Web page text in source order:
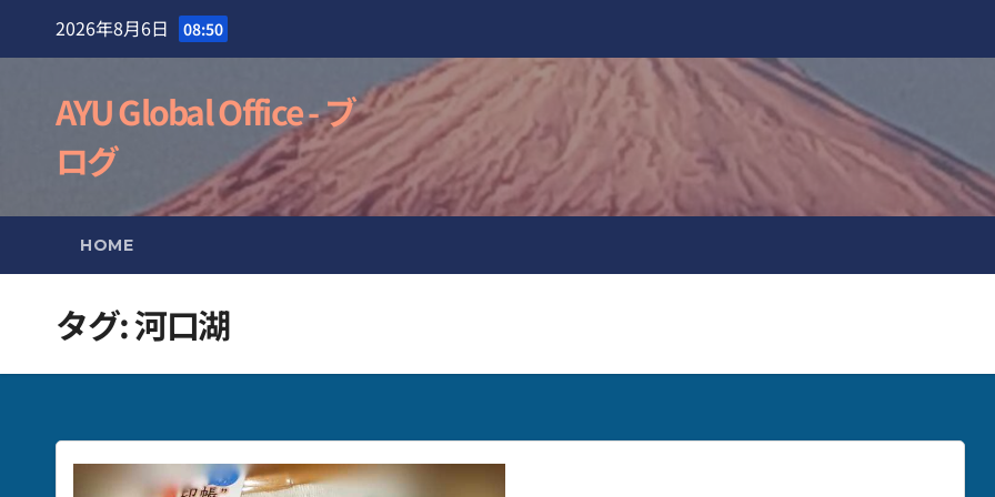
2026年8月6日 08:50
AYU Global Office - ブ
ログ
HOME
タグ:河口湖